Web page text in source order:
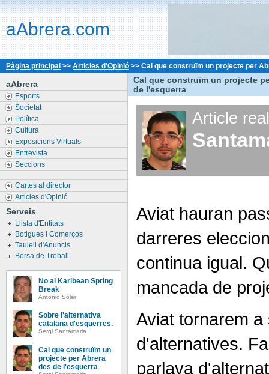
aAbrera.com
Pàgina principal >> Articles d'Opinió >> Cal que construïm un projecte per
aAbrera
Esports
Societat
Política
Cultura
Exposicions Virtuals
Entrevista
Seccions
Cartes al director
Articles d'Opinió
Serveis
Llista d'Entitats
Botigues i Comerços
Taulell d'Anuncis
Borsa de Treball
No al Karibean Spring
Break
Antonio Soler
Sobre l'alternativa
catalana d'esquerres.
Sergi Santamaria
Cal que construïm un
projecte per Abrera
des de l'esquerra
Cal que construïm un projecte
de l'esquerra
Article
Aviat hauran
darreres
continua igual.
mancada de
Aviat tornarem
d'alternatives.
parlava